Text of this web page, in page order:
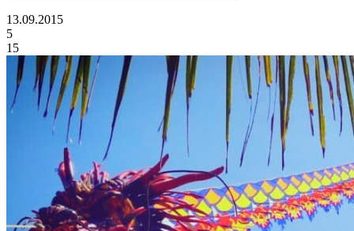
13.09.2015
5
15